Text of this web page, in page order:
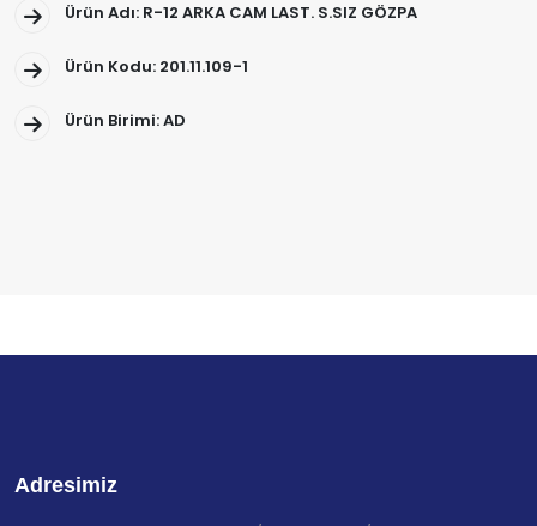
Ürün Adı: R-12 ARKA CAM LAST. S.SIZ GÖZPA
Ürün Kodu: 201.11.109-1
Ürün Birimi: AD
Adresimiz